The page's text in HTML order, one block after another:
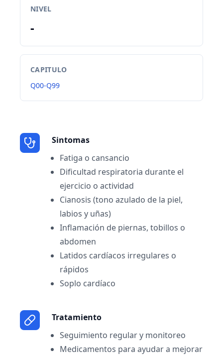
NIVEL
-
CAPITULO
Q00-Q99
Sintomas
Fatiga o cansancio
Dificultad respiratoria durante el
ejercicio o actividad
Cianosis (tono azulado de la piel,
labios y uñas)
Inflamación de piernas, tobillos o
abdomen
Latidos cardíacos irregulares o
rápidos
Soplo cardíaco
Tratamiento
Seguimiento regular y monitoreo
Medicamentos para ayudar a mejorar